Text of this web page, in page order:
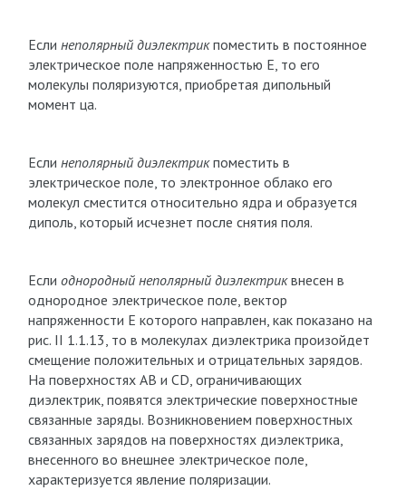
Если неполярный диэлектрикпоместить в постоянное
электрическое поле напряженностью Е, то его
молекулы поляризуются, приобретая дипольный
момент ца.
Если неполярный диэлектрикпоместить в
электрическое поле, то электронное облако его
молекул сместится относительно ядра и образуется
диполь, который исчезнет после снятия поля.
Если однородный неполярный диэлектриквнесен в
однородное электрическое поле, вектор
напряженности Е которого направлен, как показано на
рис. II 1.1.13, то в молекулах диэлектрика произойдет
смещение положительных и отрицательных зарядов.
На поверхностях АВ и CD, ограничивающих
диэлектрик, появятся электрические поверхностные
связанные заряды. Возникновением поверхностных
связанных зарядов на поверхностях диэлектрика,
внесенного во внешнее электрическое поле,
характеризуется явление поляризации.